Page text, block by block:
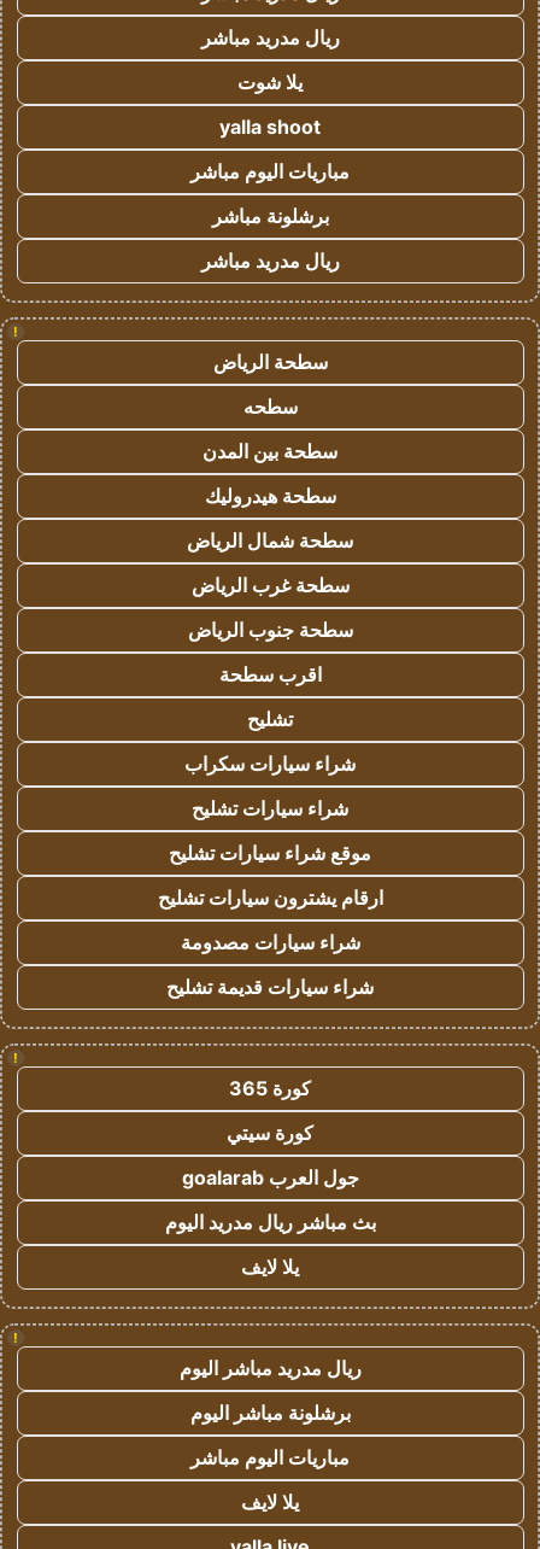
ريال مدريد مباشر
يلا شوت
yalla shoot
مباريات اليوم مباشر
برشلونة مباشر
ريال مدريد مباشر
!
سطحة الرياض
سطحه
سطحة بين المدن
سطحة هيدروليك
سطحة شمال الرياض
سطحة غرب الرياض
سطحة جنوب الرياض
اقرب سطحة
تشليح
شراء سيارات سكراب
شراء سيارات تشليح
موقع شراء سيارات تشليح
ارقام يشترون سيارات تشليح
شراء سيارات مصدومة
شراء سيارات قديمة تشليح
!
كورة 365
كورة سيتي
جول العرب goalarab
بث مباشر ريال مدريد اليوم
يلا لايف
!
ريال مدريد مباشر اليوم
برشلونة مباشر اليوم
مباريات اليوم مباشر
يلا لايف